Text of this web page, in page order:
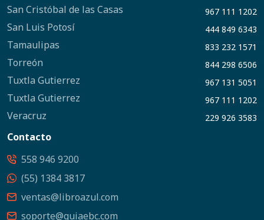
San Cristóbal de las Casas 967 111 1202
San Luis Potosí 444 849 6343
Tamaulipas 833 232 1571
Torreón 844 298 6506
Tuxtla Gutierrez 967 131 5051
Tuxtla Gutierrez 967 111 1202
Veracruz 229 926 3583
Contacto
558 946 9200
(55) 1384 3817
ventas@libroazul.com
soporte@guiaebc.com